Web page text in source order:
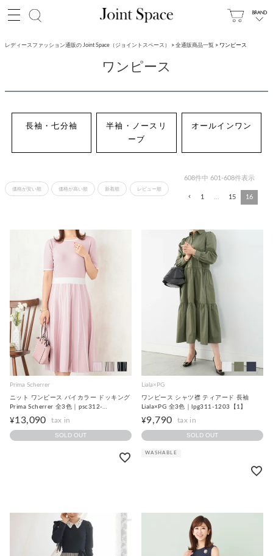
レディースファッション通販の Joint Space（ジョイントスペース） 全通販商品一覧 ワンピース
ワンピース
長袖・七分袖
半袖・ノースリ
ーブ
オールインワン
価格が安い順 価格が高い順 新着順 レビュー順
608件中 601-608件表示
1 … 15 16
Prima Scherrer
ニット ワンピース バイカラー ドッキング
Prima Scherrer 全3色｜psc312-
0444【2】
¥13,090
SOLD OUT
Liala×PG
ワンピース シャツ襟 ティアード 長袖
Liala×PG 全3色｜lpg311-1203【1】
¥9,790
SOLD OUT
WASHABLE